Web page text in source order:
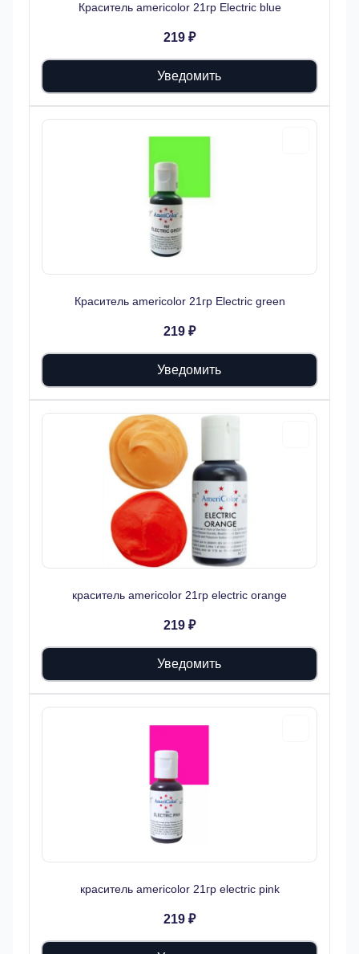
Краситель americolor 21гр Electric blue
219 ₽
Уведомить
Краситель americolor 21гр Electric green
219 ₽
Уведомить
краситель americolor 21гр electric orange
219 ₽
Уведомить
краситель americolor 21гр electric pink
219 ₽